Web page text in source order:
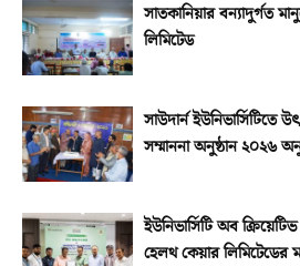
সাতকানিয়ার বন্যাদুর্গত
লিমিটেড
সাউদার্ন
সম্মাননা অনুষ্ঠান ২০২৬
ইউনিভার্সিটি অব
হেলথ কেয়ার